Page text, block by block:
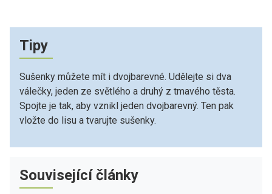
Tipy
Sušenky můžete mít i dvojbarevné. Udělejte si dva
válečky, jeden ze světlého a druhý z tmavého těsta.
Spojte je tak, aby vznikl jeden dvojbarevný. Ten pak
vložte do lisu a tvarujte sušenky.
Související články